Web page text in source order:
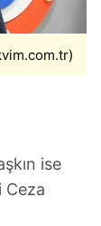
ise
Ceza